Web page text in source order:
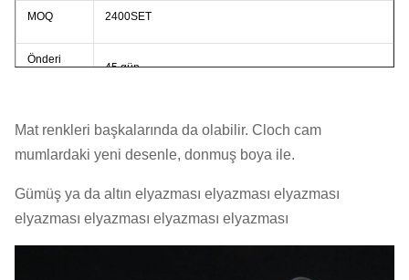
MOQ 2400SET
Önderi
45 gün
Mat renkleri başkalarında da olabilir. Cloch cam
mumlardaki yeni desenle, donmuş boya ile.
Gümüş ya da altın elyazması elyazması elyazması
elyazması elyazması elyazması elyazması